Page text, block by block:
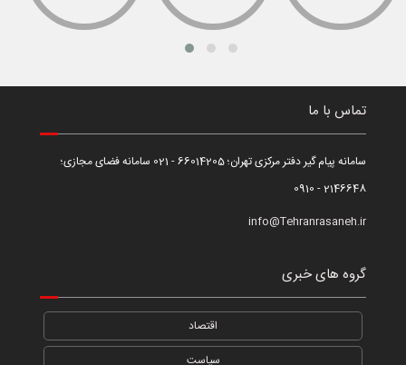
تماس با ما
سامانه پیام گیر دفتر مرکزی تهران؛ 66014205 - 021 سامانه فضای مجازی؛
2146648 - 0910
info@Tehranrasaneh.ir
گروه های خبری
اقتصاد
سیاست